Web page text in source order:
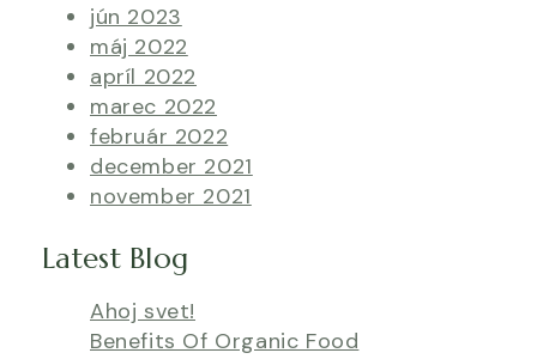
jún 2023
máj 2022
apríl 2022
marec 2022
február 2022
december 2021
november 2021
Latest Blog
Ahoj svet!
Benefits Of Organic Food